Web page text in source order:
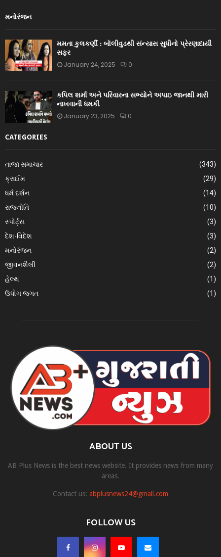
મનોરંજન
મમતા કુલકર્ણી : બૉલીવુડથી સંન્યાસ સુધીનો પ્રેરણાદાયી
સફર
January 24, 2025 0
કપિલ શર્મા અને પરિવારના સભ્યોને અપાઇ જાનથી મારી
નાખવાની ધમકી
January 23, 2025 0
CATEGORIES
તાજા સમાચાર
(343)
ક્રાઈમ
(29)
ધર્મ દર્શન
(14)
રાજનીતિ
(10)
સ્પોર્ટ્સ
(3)
દેશ-વિદેશ
(3)
મનોરંજન
(2)
જીવનશૈલી
(2)
હેલ્થ
(1)
ઉધોગ જગત
(1)
ABOUT US
AB Plus News is the best news website. It provides news from many
areas.
Contact us: abplusnews24@gmail.com
FOLLOW US